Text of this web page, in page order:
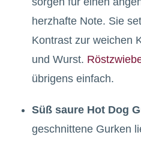
herzhafte Note. Sie
Kontrast zur weichen
und Wurst.
übrigens einfach.
Süß saure Hot Dog
geschnittene Gurken